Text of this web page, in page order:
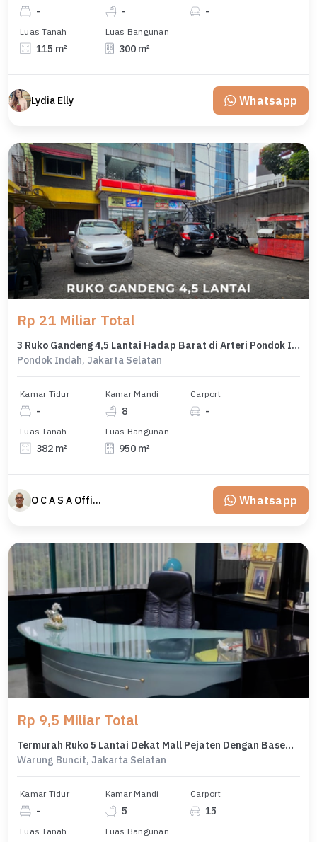
- - -
Luas Tanah
115 m²
Luas Bangunan
300 m²
Lydia Elly Whatsapp
Rp 21 Miliar Total
3 Ruko Gandeng 4,5 Lantai Hadap Barat di Arteri Pondok Indah
Pondok Indah, Jakarta Selatan
Kamar Tidur
-
Kamar Mandi
8
Carport
-
Luas Tanah
382 m²
Luas Bangunan
950 m²
O C A S A Official property perfected Whatsapp
Rp 9,5 Miliar Total
Termurah Ruko 5 Lantai Dekat Mall Pejaten Dengan Basement Parkir
Warung Buncit, Jakarta Selatan
Kamar Tidur
-
Kamar Mandi
5
Carport
15
Luas Tanah Luas Bangunan